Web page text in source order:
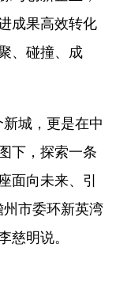
成果高效转化
、碰撞、成
城，更是在中
下，探索一条
面向未来、引
市委环新英湾
慈明说。